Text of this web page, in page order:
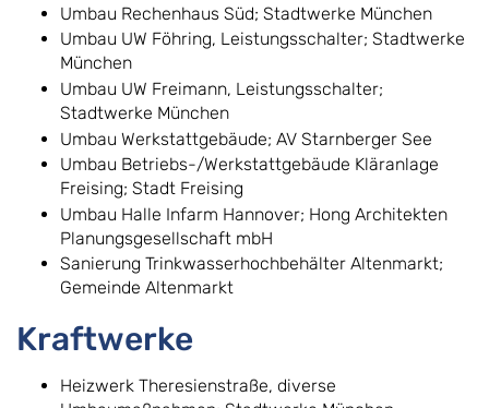
Umbau Rechenhaus Süd; Stadtwerke München
Umbau UW Föhring, Leistungsschalter; Stadtwerke
München
Umbau UW Freimann, Leistungsschalter;
Stadtwerke München
Umbau Werkstattgebäude; AV Starnberger See
Umbau Betriebs-/Werkstattgebäude Kläranlage
Freising; Stadt Freising
Umbau Halle Infarm Hannover; Hong Architekten
Planungsgesellschaft mbH
Sanierung Trinkwasserhochbehälter Altenmarkt;
Gemeinde Altenmarkt
Kraftwerke
Heizwerk Theresienstraße, diverse